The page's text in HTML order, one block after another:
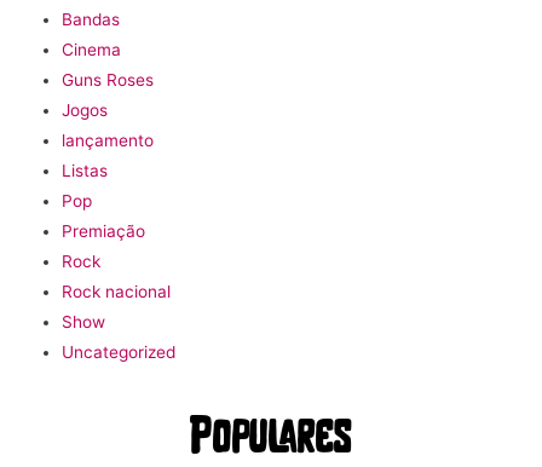
Bandas
Cinema
Guns Roses
Jogos
lançamento
Listas
Pop
Premiação
Rock
Rock nacional
Show
Uncategorized
Populares